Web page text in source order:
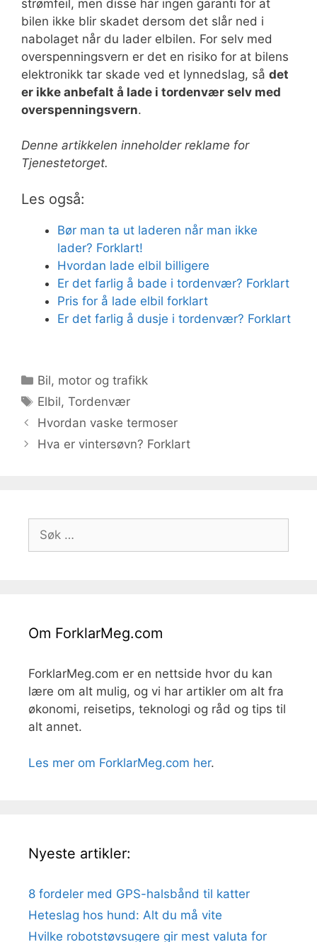
strømfeil, men disse har ingen garanti for at
bilen ikke blir skadet dersom det slår ned i
nabolaget når du lader elbilen. For selv med
overspenningsvern er det en risiko for at bilens
elektronikk tar skade ved et lynnedslag, så det
er ikke anbefalt å lade i tordenvær selv med
overspenningsvern.
Denne artikkelen inneholder reklame for
Tjenestetorget.
Les også:
Bør man ta ut laderen når man ikke
lader? Forklart!
Hvordan lade elbil billigere
Er det farlig å bade i tordenvær? Forklart
Pris for å lade elbil forklart
Er det farlig å dusje i tordenvær? Forklart
Kategorier
Bil, motor og trafikk
Stikkord
Elbil,Tordenvær
Hvordan vaske termoser
Hva er vintersøvn? Forklart
Søk
etter:
Om ForklarMeg.com
ForklarMeg.com er en nettside hvor du kan
lære om alt mulig, og vi har artikler om alt fra
økonomi, reisetips, teknologi og råd og tips til
alt annet.
Les mer om ForklarMeg.com her.
Nyeste artikler:
8 fordeler med GPS-halsbånd til katter
Heteslag hos hund: Alt du må vite
Hvilke robotstøvsugere gir mest valuta for